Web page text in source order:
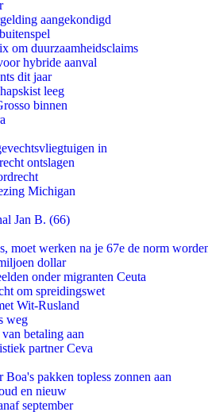
aangekondigd
om duurzaamheidsclaims
hybride aanval
dit jaar
leeg
binnen
in
ontslagen
Michigan
Jan B. (66)
moet werken na je 67e de norm
dollar
onder migranten Ceuta
om spreidingswet
Wit-Rusland
weg
betaling aan
partner Ceva
pakken topless zonnen aan
en nieuw
september